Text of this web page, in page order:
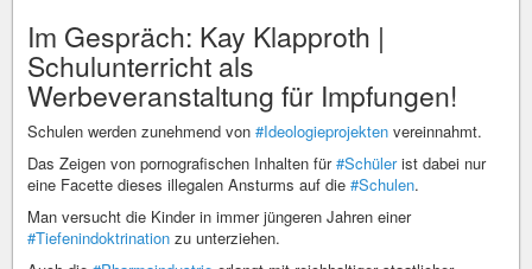
Im Gespräch: Kay Klapproth |
Schulunterricht als
Werbeveranstaltung für Impfungen!
Schulen werden zunehmend von #Ideologieprojekten vereinnahmt.
Das Zeigen von pornografischen Inhalten für#Schülerist dabei nur
eine Facette dieses illegalen Ansturms auf die #Schulen.
Man versucht die Kinder in immer jüngeren Jahren einer
#Tiefenindoktrination zu unterziehen.